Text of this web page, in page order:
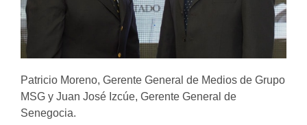
Patricio Moreno, Gerente General de Medios de Grupo
MSG y Juan José Izcúe, Gerente General de
Senegocia.